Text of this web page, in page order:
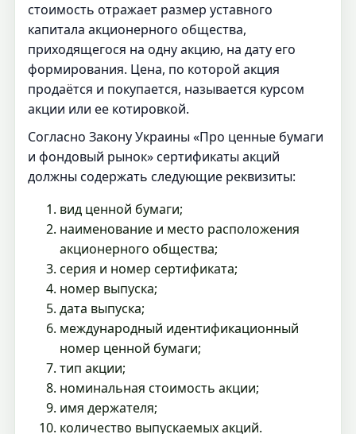
стоимость отражает размер уставного
капитала акционерного общества,
приходящегося на одну акцию, на дату его
формирования. Цена, по которой акция
продаётся и покупается, называется курсом
акции или ее котировкой.
Согласно Закону Украины «Про ценные бумаги
и фондовый рынок» сертификаты акций
должны содержать следующие реквизиты:
вид ценной бумаги;
наименование и место расположения
акционерного общества;
серия и номер сертификата;
номер выпуска;
дата выпуска;
международный идентификационный
номер ценной бумаги;
тип акции;
номинальная стоимость акции;
имя держателя;
количество выпускаемых акций.